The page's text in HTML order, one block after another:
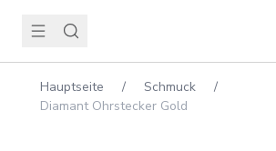
Hauptseite / Schmuck
/
Diamant Ohrstecker Gold